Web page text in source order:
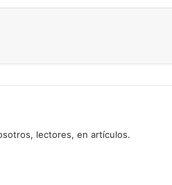
lectores, en artículos.